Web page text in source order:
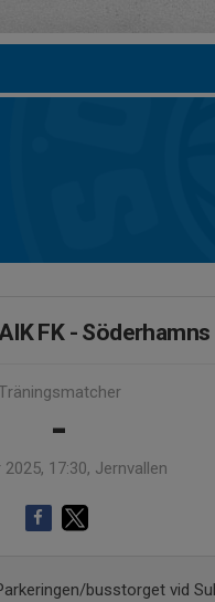
FK - Söderhamns
-
2025, 17:30, Jernvallen
busstorget vid